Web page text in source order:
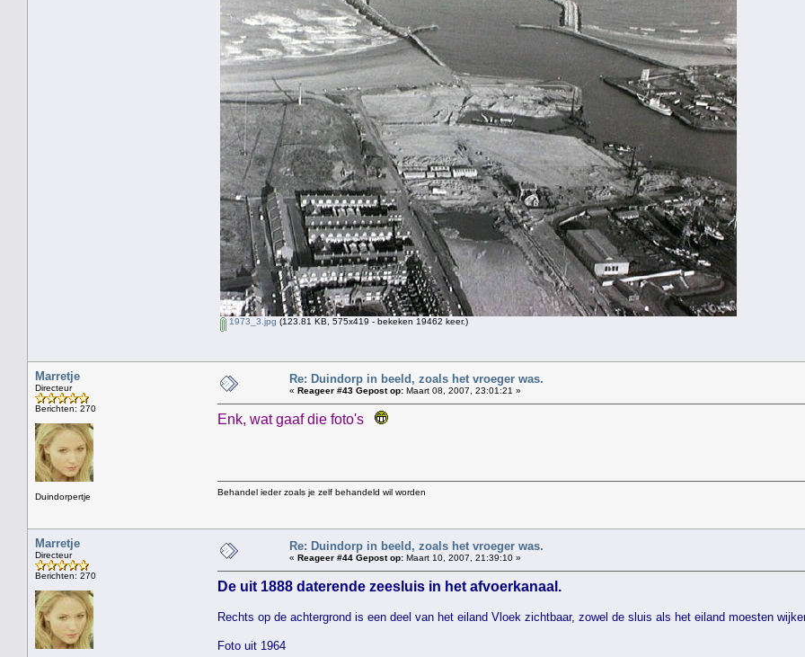
1973_3.jpg (123.81 KB, 575x419 - bekeken 19462 keer.)
Marretje
Directeur
Berichten: 270
Duindorpertje
Re: Duindorp in beeld, zoals het vroeger was.
« Reageer #43 Gepost op: Maart 08, 2007, 23:01:21 »
Enk, wat gaaf die foto's
Behandel ieder zoals je zelf behandeld wil worden
Marretje
Directeur
Berichten: 270
Re: Duindorp in beeld, zoals het vroeger was.
« Reageer #44 Gepost op: Maart 10, 2007, 21:39:10 »
De uit 1888 daterende zeesluis in het afvoerkanaal.
Rechts op de achtergrond is een deel van het eiland Vloek zichtbaar, zowel de sluis als het eiland moesten
Foto uit 1964